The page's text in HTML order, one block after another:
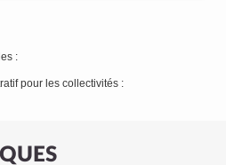
:
pour les collectivités :